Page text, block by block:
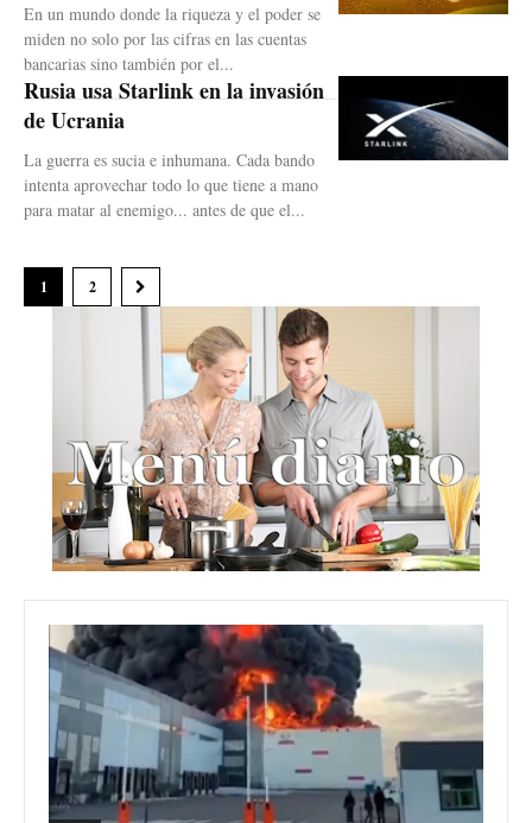
En un mundo donde la riqueza y el poder se
miden no solo por las cifras en las cuentas
bancarias sino también por el...
Rusia usa Starlink en la invasión
de Ucrania
La guerra es sucia e inhumana. Cada bando
intenta aprovechar todo lo que tiene a mano
para matar al enemigo... antes de que el...
1 2